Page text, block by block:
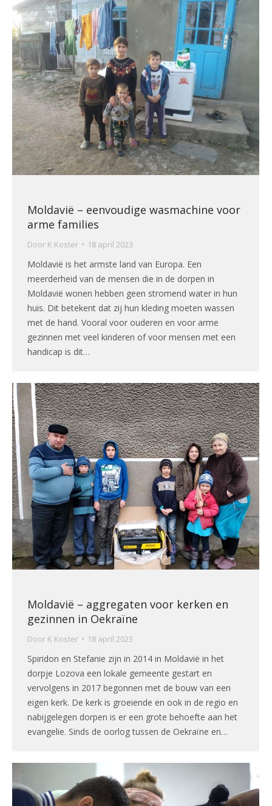
Moldavië – eenvoudige wasmachine voor
arme families
Door K Koster 18 april 2023
Moldavië is het armste land van Europa. Een
meerderheid van de mensen die in de dorpen in
Moldavië wonen hebben geen stromend water in hun
huis. Dit betekent dat zij hun kleding moeten wassen
met de hand. Vooral voor ouderen en voor arme
gezinnen met veel kinderen of voor mensen met een
handicap is dit…
Moldavië – aggregaten voor kerken en
gezinnen in Oekraïne
Door K Koster 18 april 2023
Spiridon en Stefanie zijn in 2014 in Moldavië in het
dorpje Lozova een lokale gemeente gestart en
vervolgens in 2017 begonnen met de bouw van een
eigen kerk. De kerk is groeiende en ook in de regio en
nabijgelegen dorpen is er een grote behoefte aan het
evangelie. Sinds de oorlog tussen de Oekraïne en…